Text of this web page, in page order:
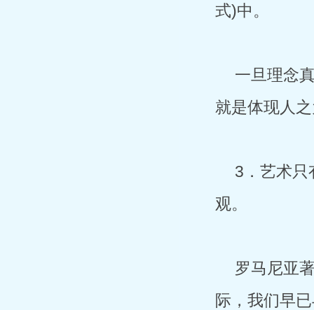
式)中。
一旦理念
就是体现人
3．艺术只
观。
罗马尼亚
际，我们早